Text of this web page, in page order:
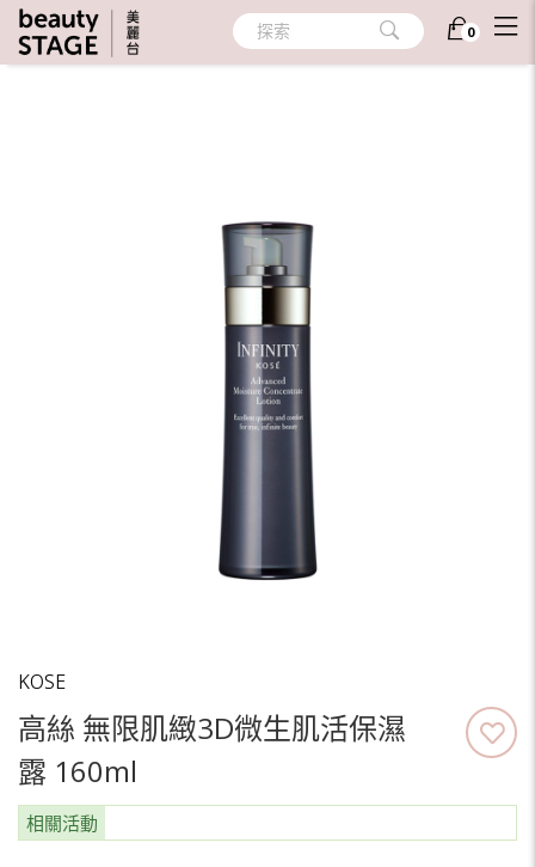
探索 0
首頁/ 護膚 化妝水/調理露/
KOSE
高絲 無限肌緻3D微生肌活保濕
露 160ml
相關活動